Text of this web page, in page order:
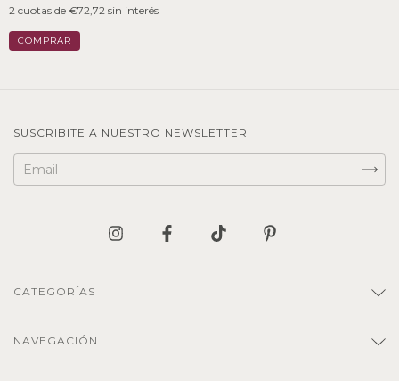
2 cuotas de €72,72 sin interés
SUSCRIBITE A NUESTRO NEWSLETTER
CATEGORÍAS
NAVEGACIÓN